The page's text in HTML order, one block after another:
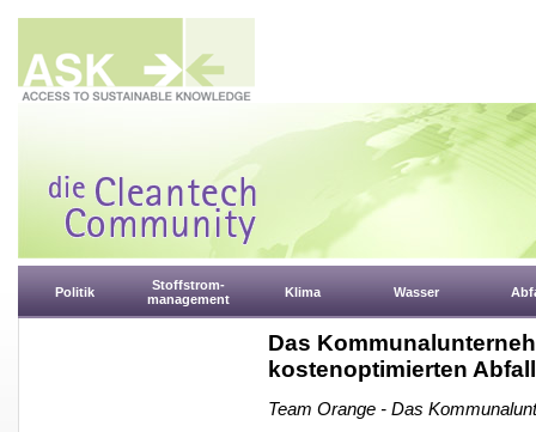
Politik
Stoffstrom-
management
Klima Wasser
Das
kostenoptimierten
Team Orange - Das